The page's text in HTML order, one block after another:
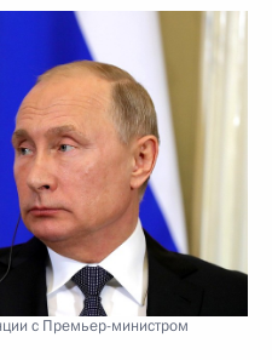
с Премьер-министром